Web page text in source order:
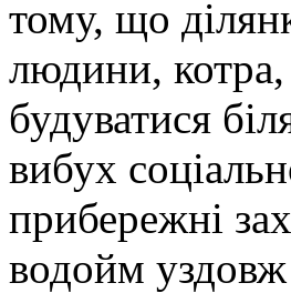
тому, що
людини,
будуватися
вибух
прибережні
водойм